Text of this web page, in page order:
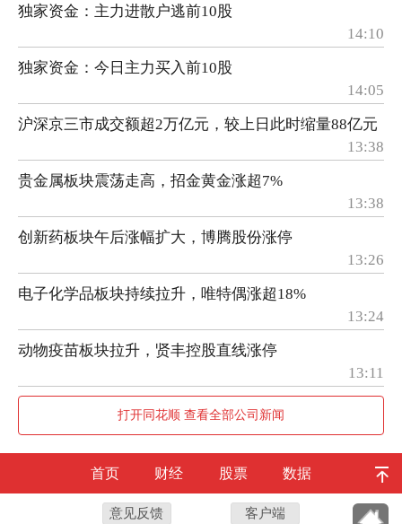
独家资金：主力进散户逃前10股
14:10
独家资金：今日主力买入前10股
14:05
沪深京三市成交额超2万亿元，较上日此时缩量88亿元
13:38
贵金属板块震荡走高，招金黄金涨超7%
13:38
创新药板块午后涨幅扩大，博腾股份涨停
13:26
电子化学品板块持续拉升，唯特偶涨超18%
13:24
动物疫苗板块拉升，贤丰控股直线涨停
13:11
打开同花顺 查看全部公司新闻
首页 财经 股票 数据
意见反馈 客户端